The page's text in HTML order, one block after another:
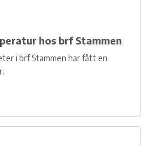
hos brf Stammen
i brf Stammen har fått en